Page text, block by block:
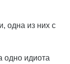
одна из них с
одно идиота